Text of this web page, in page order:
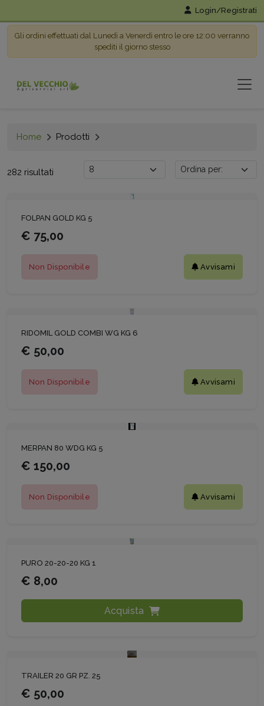
Login/Registrati
Gli ordini effettuati dal Lunedì a Venerdì entro le ore 12:00 verranno
spediti il giorno stesso
Home Prodotti
282 risultati
FOLPAN GOLD KG 5
€ 75,00
Non Disponibile Avvisami
RIDOMIL GOLD COMBI WG KG 6
€ 50,00
Non Disponibile Avvisami
MERPAN 80 WDG KG 5
€ 150,00
Non Disponibile Avvisami
PURO 20-20-20 KG 1
€ 8,00
Acquista
TRAILER 20 GR PZ. 25
€ 50,00